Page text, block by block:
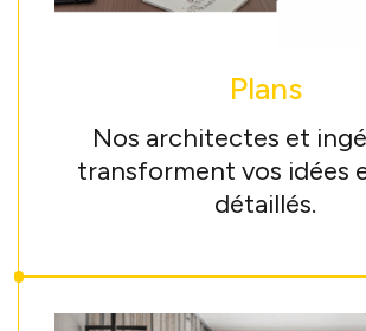
Plans
Nos architectes et
transforment vos idées
détaillés.